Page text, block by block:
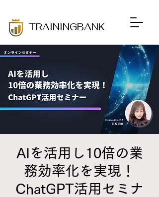
​TRAININGBANK
AIを活用し10倍の業
務効率化を実現！
ChatGPT活用セミナ